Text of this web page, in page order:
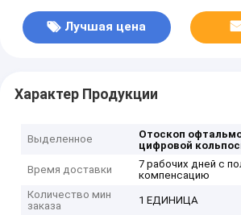
Лучшая цена
Характер Продукции
Выделенное Отоскоп
цифровой
Время доставки
7 рабочих дней с
компенсацию
Количество мин
заказа
1 ЕДИНИЦА